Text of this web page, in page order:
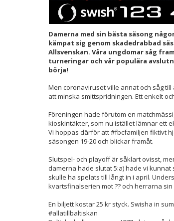
Damerna med sin bästa säsong
kämpat sig genom skadedrabbad
Allsvenskan. Våra ungdomar såg
turneringar och vår populära
börja!
Men coronaviruset ville annat och såg
att minska smittspridningen. Ett enkelt
Föreningen hade förutom en
kioskintäkter, som nu istället lämnar ett
Vi hoppas därför att #fbcfamiljen fiktivt
säsongen 19-20 och blickar framåt.
Slutspel- och playoff är såklart ovisst,
damerna hade slutat 5:a) hade vi
skulle ha spelats till långt in i april.
kvartsfinalserien mot ?? och herrarna
En biljett kostar 25 kr styck. Swisha in
#allatillbaltiskan